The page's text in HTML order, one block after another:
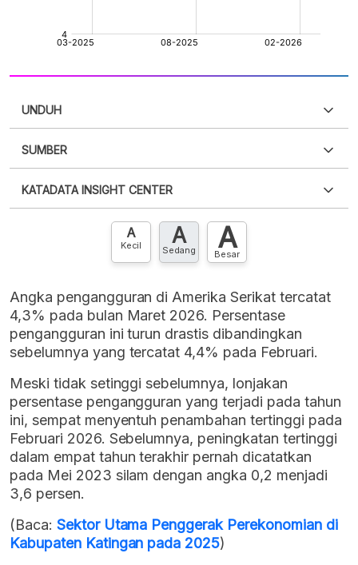
UNDUH
XLS
SUMBER
punya akun?Silakan Daftar sekarang
KATADATA INSIGHT CENTER
Hubungi sekarang »
A
Kecil A
Sedang A
Besar
Angka pengangguran di Amerika Serikat tercatat
4,3% pada bulan Maret 2026. Persentase
pengangguran ini turun drastis dibandingkan
sebelumnya yang tercatat 4,4% pada Februari.
Meski tidak setinggi sebelumnya, lonjakan
persentase pengangguran yang terjadi pada tahun
ini, sempat menyentuh penambahan tertinggi pada
Februari 2026. Sebelumnya, peningkatan tertinggi
dalam empat tahun terakhir pernah dicatatkan
pada Mei 2023 silam dengan angka 0,2 menjadi
3,6 persen.
(Baca: Sektor Utama Penggerak Perekonomian di
Kabupaten Katingan pada 2025)